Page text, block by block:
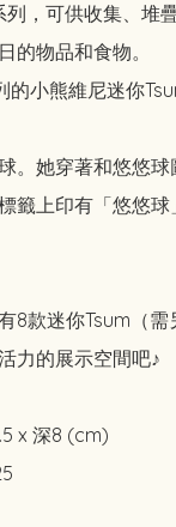
列，可供收集、堆
的物品和食物。
的小熊維尼迷你
。她穿著和悠悠球
籤上印有「悠悠
8款迷你Tsum（
力的展示空間吧♪
x 深8 (cm)